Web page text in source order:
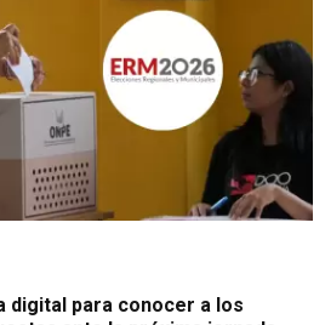
digital para conocer a los